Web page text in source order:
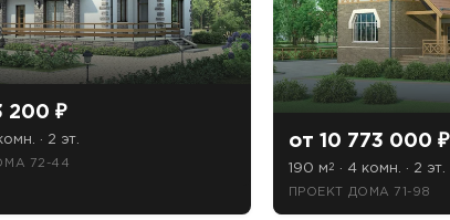
200 ₽
· 2 эт.
72-44
от 10 773 000 ₽
190 м2 · 4 комн. · 2 эт.
ПРОЕКТ ДОМА 71-98